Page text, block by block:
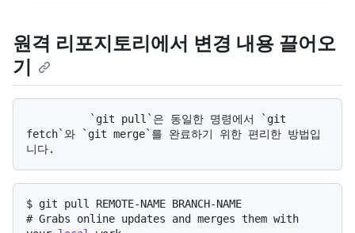
원격 리포지토리에서 변경 내용 끌어오
기
fetch`와 `git merge`를 완료하기 위한 편리한 방법입
$ git pull REMOTE-NAME BRANCH-NAME
# Grabs online updates and merges them with